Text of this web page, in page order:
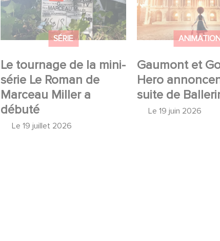
SÉRIE
Le tournage de la mini-
série Le Roman de
Marceau Miller a
débuté
Le 19 juillet 2026
Miller a débuté
Gaumont et
Hero
suite de
Le 19 juin 2026
Ballerina